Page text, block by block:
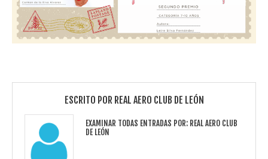
ESCRITO POR REAL AERO CLUB DE LEÓN
EXAMINAR TODAS ENTRADAS POR: REAL AERO CLUB
DE LEÓN